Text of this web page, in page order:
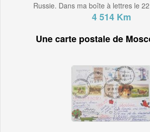
Russie. Dans ma boîte à lettres le
4 514 Km
Une carte postale de